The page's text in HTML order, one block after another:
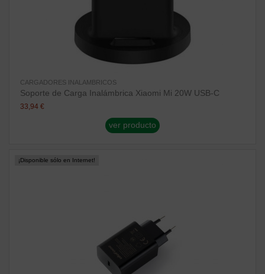
CARGADORES INALAMBRICOS
Soporte de Carga Inalámbrica Xiaomi Mi 20W USB-C
33,94 €
ver producto
¡Disponible sólo en Internet!